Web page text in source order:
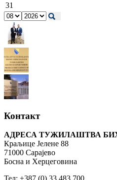
31
Контакт
АДРЕСА ТУЖИЛАШТВА
Краљице Јелене 88
71000 Сарајево
Босна и Херцеговина